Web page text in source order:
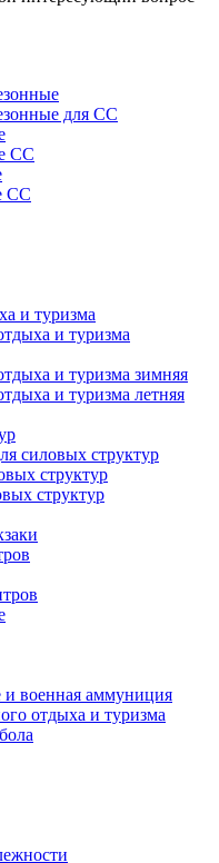
для СС
СС
СС
и туризма
и туризма
и туризма зимняя
и туризма летняя
силовых структур
структур
структур
военная аммуниция
отдыха и туризма